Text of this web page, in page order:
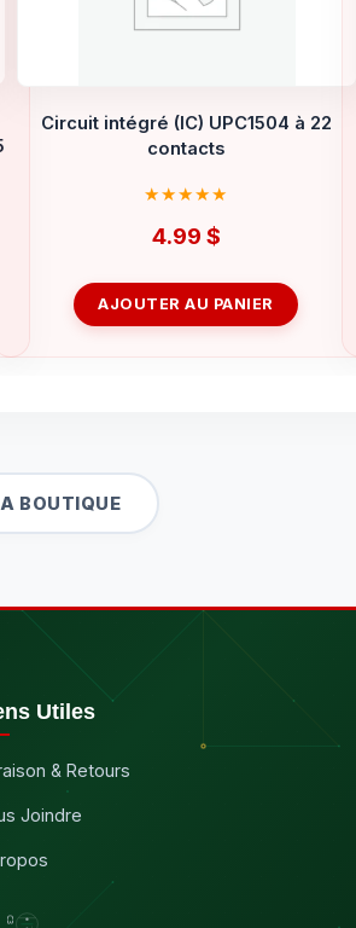
Circuit intégré (IC) UPC1504 à 22
contacts
4.99 $
AJOUTER AU PANIER
BOUTIQUE
Utiles
& Retours
Joindre